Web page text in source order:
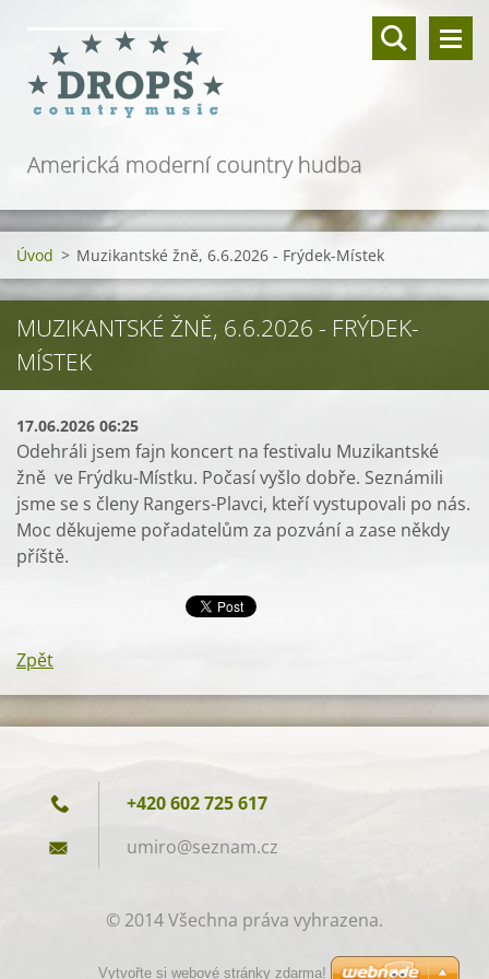
Americká moderní country hudba
Úvod > Muzikantské žně, 6.6.2026 - Frýdek-Místek
MUZIKANTSKÉ ŽNĚ, 6.6.2026 - FRÝDEK-
MÍSTEK
17.06.2026 06:25
Odehráli jsem fajn koncert na festivalu Muzikantské
žně ve Frýdku-Místku. Počasí vyšlo dobře. Seznámili
jsme se s členy Rangers-Plavci, kteří vystupovali po nás.
Moc děkujeme pořadatelům za pozvání a zase někdy
příště.
Zpět
+420 602 725 617
umiro@seznam.cz
© 2014 Všechna práva vyhrazena.
Vytvořte si webové stránky zdarma!